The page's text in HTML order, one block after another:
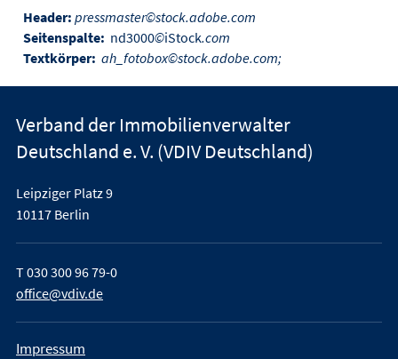
Header: pressmaster©stock.adobe.com
Seitenspalte: nd3000©iStock.com
Textkörper: ah_fotobox©stock.adobe.com;
Verband der Immobilienverwalter
Deutschland e. V. (VDIV Deutschland)
Leipziger Platz 9
10117 Berlin
T030 300 96 79-0
office@vdiv.de
Impressum